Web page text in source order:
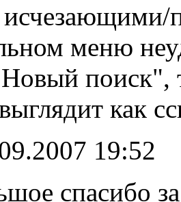
меню
поиск",
как
19:52
спасибо